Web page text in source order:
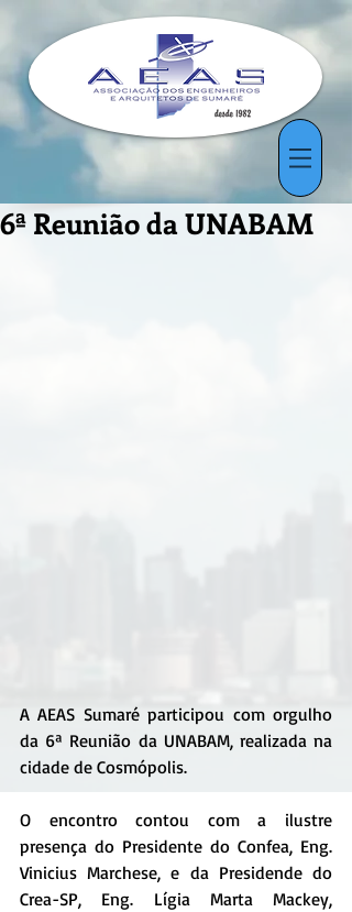
6ª Reunião da UNABAM
A AEAS Sumaré participou com orgulho
da 6ª Reunião da UNABAM, realizada na
cidade de Cosmópolis.
O encontro contou com a ilustre
presença do Presidente do Confea, Eng.
Vinicius Marchese, e da Presidende do
Crea-SP, Eng. Lígia Marta Mackey,